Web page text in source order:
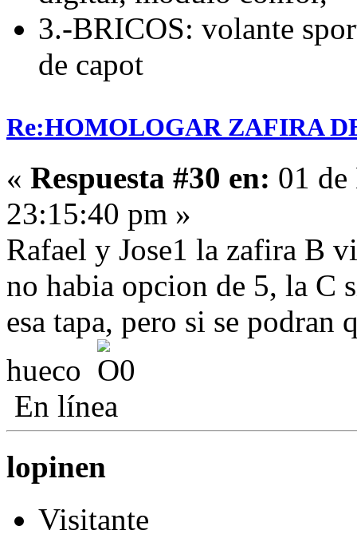
3.-BRICOS: volante
de capot
Re:HOMOLOGAR ZAFIRA
« Respuesta #30 en: 01
23:15:40 pm »
Rafael y Jose1 la zafira B
no habia opcion de 5, la C
esa tapa, pero si se podran
hueco
En línea
lopinen
Visitante